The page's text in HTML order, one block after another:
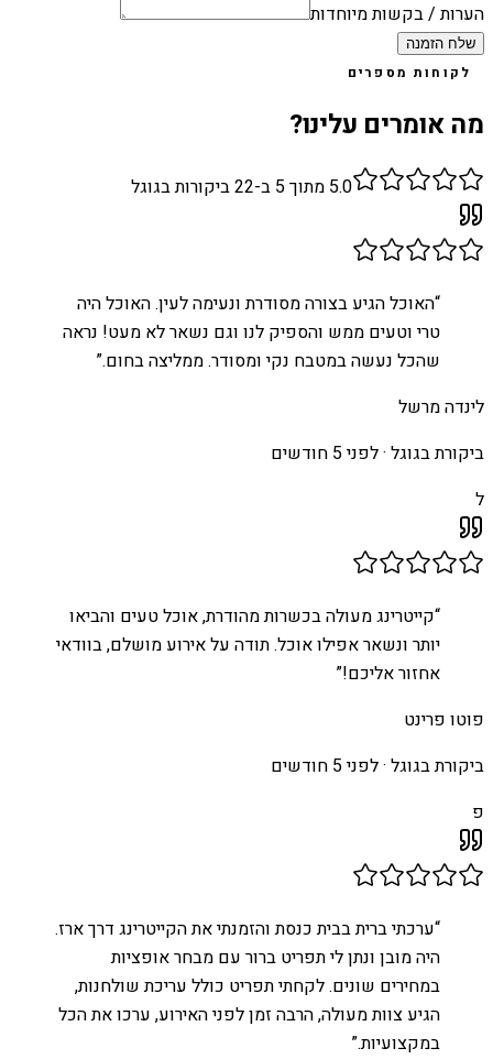
הערות / בקשות מיוחדות
שלח הזמנה
לקוחות מספרים
מה אומרים עלינו?
5.0 מתוך 5 ב- 22ביקורות בגוגל
“האוכל הגיע בצורה מסודרת ונעימה לעין. האוכל היה
טרי וטעים ממש והספיק לנו וגם נשאר לא מעט! נראה
שהכל נעשה במטבח נקי ומסודר. ממליצה בחום.”
לינדה מרשל
ביקורת בגוגל ·לפני 5 חודשים
ל
“קייטרינג מעולה בכשרות מהודרת, אוכל טעים והביאו
יותר ונשאר אפילו אוכל. תודה על אירוע מושלם, בוודאי
אחזור אליכם!”
פוטו פרינט
ביקורת בגוגל ·לפני 5 חודשים
פ
“ערכתי ברית בבית כנסת והזמנתי את הקייטרינג דרך ארז.
היה מובן ונתן לי תפריט ברור עם מבחר אופציות
במחירים שונים. לקחתי תפריט כולל עריכת שולחנות,
הגיע צוות מעולה, הרבה זמן לפני האירוע, ערכו את הכל
במקצועיות.”